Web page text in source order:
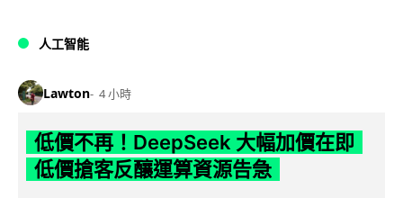
人工智能
Lawton 4 小時
低價不再！DeepSeek 大幅加價在即
低價搶客反釀運算資源告急